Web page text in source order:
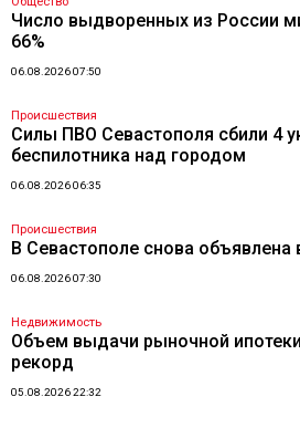
Число выдворенных из России
66%
06.08.2026 07:50
Происшествия
Силы ПВО Севастополя сбили 4
беспилотника над городом
06.08.2026 06:35
Происшествия
В Севастополе снова объявлена
06.08.2026 07:30
Недвижимость
Объем выдачи рыночной
рекорд
05.08.2026 22:32